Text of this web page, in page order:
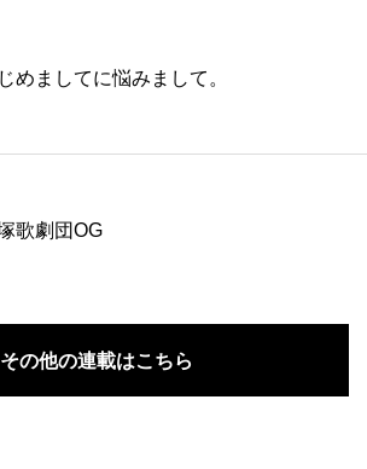
めましてに悩みまして。
歌劇団OG
その他の連載はこちら